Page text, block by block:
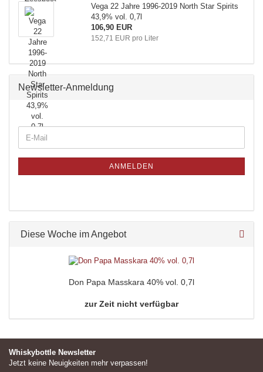
Vega 22 Jahre 1996-2019 North Star Spirits
43,9% vol. 0,7l
106,90 EUR
152,71 EUR pro Liter
Newsletter-Anmeldung
ANMELDEN
Diese Woche im Angebot
Don Papa Masskara 40% vol. 0,7l
zur Zeit nicht verfügbar
Whiskybottle Newsletter
Jetzt keine Neuigkeiten mehr verpassen!